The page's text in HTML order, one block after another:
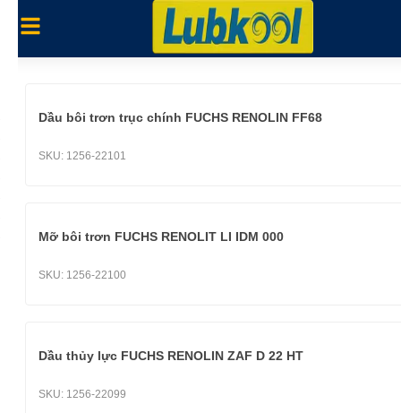
Dầu bôi trơn trục chính FUCHS RENOLIN FF68
SKU: 1256-22101
Mỡ bôi trơn FUCHS RENOLIT LI IDM 000
SKU: 1256-22100
Dầu thủy lực FUCHS RENOLIN ZAF D 22 HT
SKU: 1256-22099